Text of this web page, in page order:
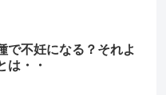
で不妊になる？それよ
は・・